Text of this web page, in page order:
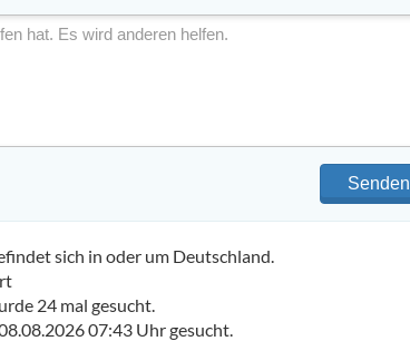
Senden
sich in oder um Deutschland.
24 mal gesucht.
07:43 Uhr gesucht.